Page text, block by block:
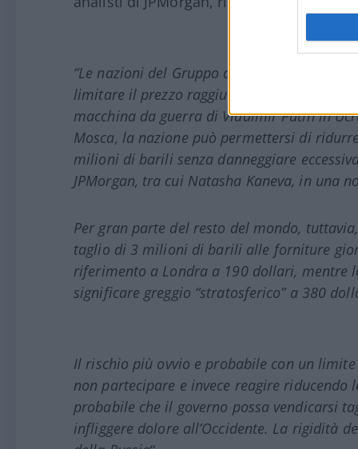
“Le nazioni del Gruppo dei Sette stanno
limitare il prezzo raggiunto dal petrolio
macchina da guerra di Vladimir Putin in
Mosca, la nazione può permettersi di
milioni di barili senza danneggiare
JPMorgan, tra cui Natasha Kaneva, in una
Per gran parte del resto del mondo,
taglio di 3 milioni di barili alle forniture
riferimento a Londra a 190 dollari, mentre
significare greggio “stratosferico” a 380
Il rischio più ovvio e probabile con un
non partecipare e invece reagire riducendo
probabile che il governo possa vendicarsi
infliggere dolore all’Occidente. La rigidità